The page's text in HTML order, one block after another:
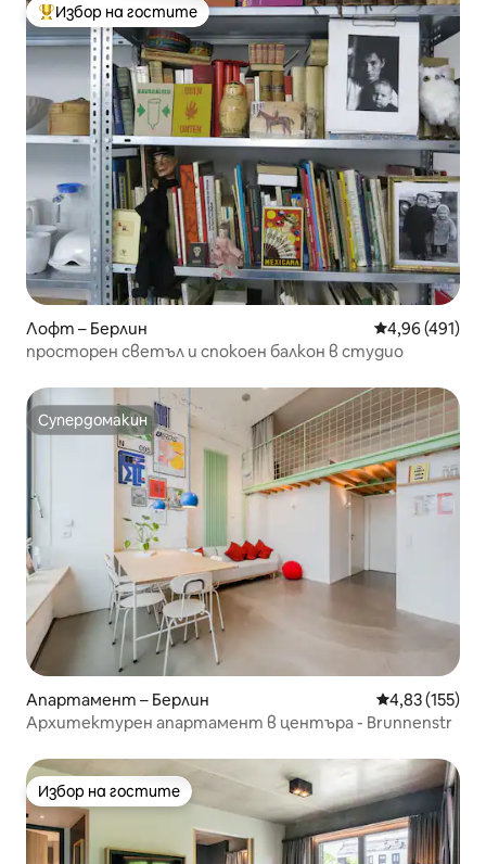
Най-популярен избор на гостите
Избор на гостите
Лофт – Берлин Средна
4,96 (491)
просторен светъл и спокоен балкон в студио
Супердомакин
Супердомакин
Апартамент – Берлин Средна
4,83 (155)
Архитектурен апартамент в центъра - Brunnenstr
Избор на гостите
Избор на гостите